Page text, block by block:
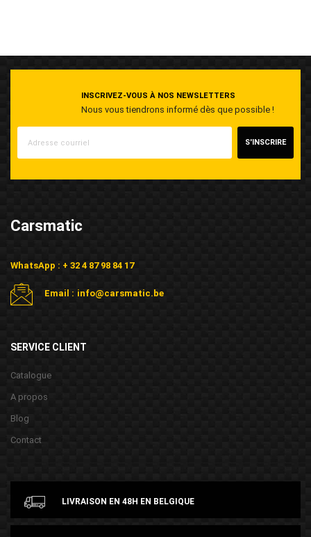
INSCRIVEZ-VOUS À NOS NEWSLETTERS
Nous vous tiendrons informé dès que possible !
S'INSCRIRE
Carsmatic
WhatsApp : + 32 4 87 98 84 17
Email : info@carsmatic.be
SERVICE CLIENT
Catalogue
A propos
Blog
Contact
LIVRAISON EN 48H EN BELGIQUE